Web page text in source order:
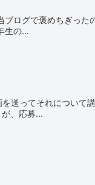
ログで褒めちぎった
生の...
送ってそれについて
、応募...